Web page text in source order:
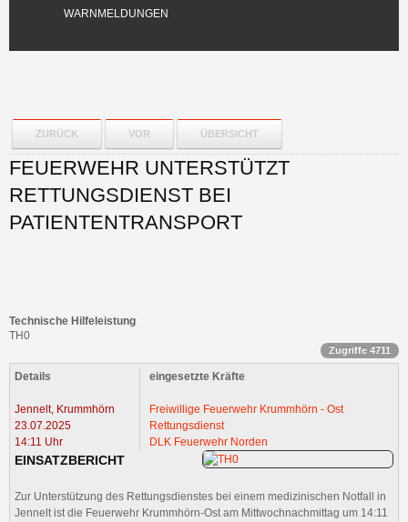
WARNMELDUNGEN
ZURÜCK VOR ÜBERSICHT
FEUERWEHR UNTERSTÜTZT
RETTUNGSDIENST BEI
PATIENTENTRANSPORT
Technische Hilfeleistung
TH0
Zugriffe 4711
Details
Jennelt, Krummhörn
23.07.2025
14:11 Uhr
eingesetzte Kräfte
Freiwillige Feuerwehr Krummhörn - Ost
Rettungsdienst
DLK Feuerwehr Norden
EINSATZBERICHT
Zur Unterstützung des Rettungsdienstes bei einem medizinischen Notfall in
Jennelt ist die Feuerwehr Krummhörn-Ost am Mittwochnachmittag um 14:11